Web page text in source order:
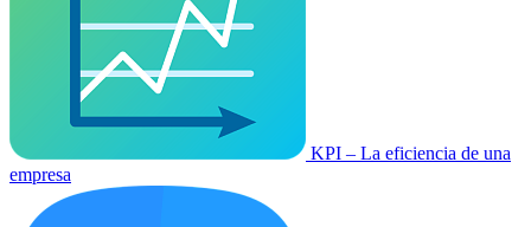
KPI – La eficiencia de una
empresa